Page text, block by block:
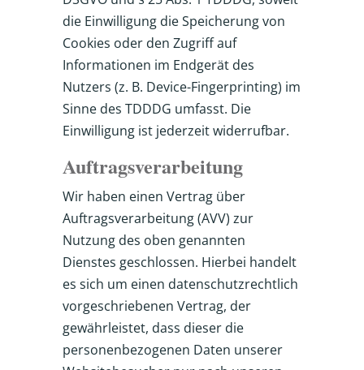
die Einwilligung die Speicherung von
Cookies oder den Zugriff auf
Informationen im Endgerät des
Nutzers (z. B. Device-Fingerprinting) im
Sinne des TDDDG umfasst. Die
Einwilligung ist jederzeit widerrufbar.
Auftragsverarbeitung
Wir haben einen Vertrag über
Auftragsverarbeitung (AVV) zur
Nutzung des oben genannten
Dienstes geschlossen. Hierbei handelt
es sich um einen datenschutzrechtlich
vorgeschriebenen Vertrag, der
gewährleistet, dass dieser die
personenbezogenen Daten unserer